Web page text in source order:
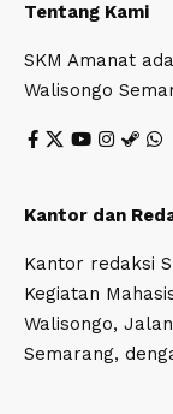
Tentang Kami
SKM Amanat
Walisongo
Kantor dan
Kantor redaksi
Kegiatan
Walisongo,
Semarang,